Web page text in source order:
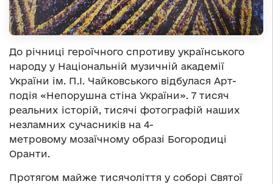
До річниці героїчного спротиву українського
народу у Національній музичній академії
України ім. П.І. Чайковського відбулася Арт-
подія «Непорушна стіна України». 7 тисяч
реальних історій, тисячі фотографій наших
незламних сучасників на 4-
метровому мозаїчному образі Богородиці
Оранти.
Протягом майже тисячоліття у соборі Святої